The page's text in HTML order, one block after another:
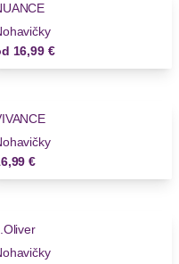
Novinky
16,99 €
€
Novinky